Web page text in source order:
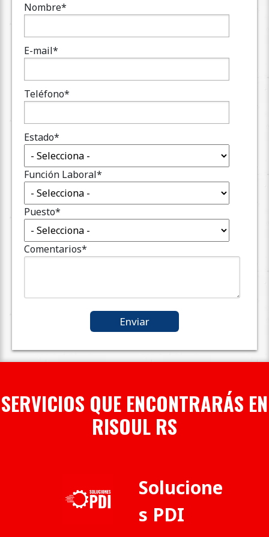
Nombre*
E-mail*
Teléfono*
Estado*
Función Laboral*
Puesto*
Comentarios*
SERVICIOS QUE ENCONTRARÁS EN
RISOUL RS
Solucione
s PDI